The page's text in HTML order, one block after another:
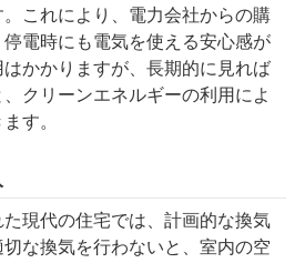
これにより、電力会社からの購
電時にも電気を使える安心感が
かかりますが、長期的に見れば
クリーンエネルギーの利用によ
す。
現代の住宅では、計画的な換気
な換気を行わないと、室内の空